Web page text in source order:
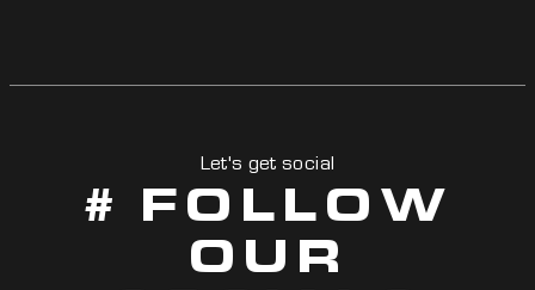
Let's get social
# FOLLOW
OUR